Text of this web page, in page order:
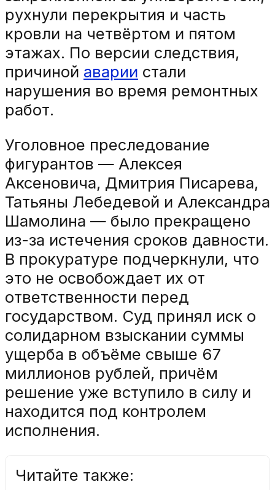
рухнули перекрытия и часть
кровли на четвёртом и пятом
этажах. По версии следствия,
причиной аварии стали
нарушения во время ремонтных
работ.
Уголовное преследование
фигурантов — Алексея
Аксеновича, Дмитрия Писарева,
Татьяны Лебедевой и Александра
Шамолина — было прекращено
из-за истечения сроков давности.
В прокуратуре подчеркнули, что
это не освобождает их от
ответственности перед
государством. Суд принял иск о
солидарном взыскании суммы
ущерба в объёме свыше 67
миллионов рублей, причём
решение уже вступило в силу и
находится под контролем
исполнения.
Читайте также: